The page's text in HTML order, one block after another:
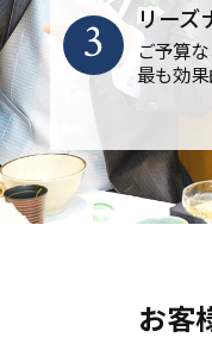
リーズ
ご予算
最も効
3
お客